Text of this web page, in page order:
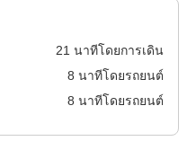
21 นาทีโดยการเดิน
8 นาทีโดยรถยนต์
8 นาทีโดยรถยนต์